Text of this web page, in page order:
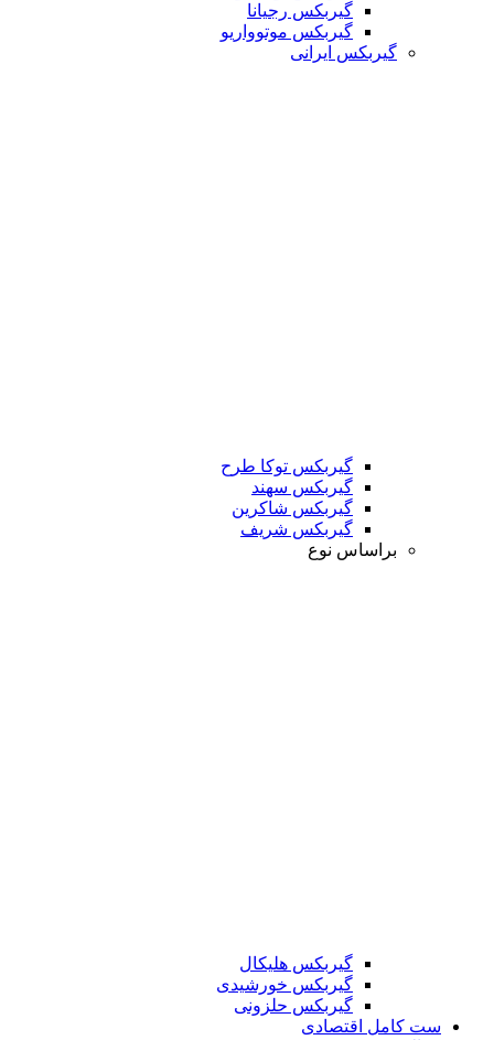
گیربکس رجیانا
گیربکس موتوواریو
گیربکس ایرانی
گیربکس توکا طرح
گیربکس سهند
گیربکس شاکرین
گیربکس شریف
براساس نوع
گیربکس هلیکال
گیربکس خورشیدی
گیربکس حلزونی
ست کامل اقتصادی